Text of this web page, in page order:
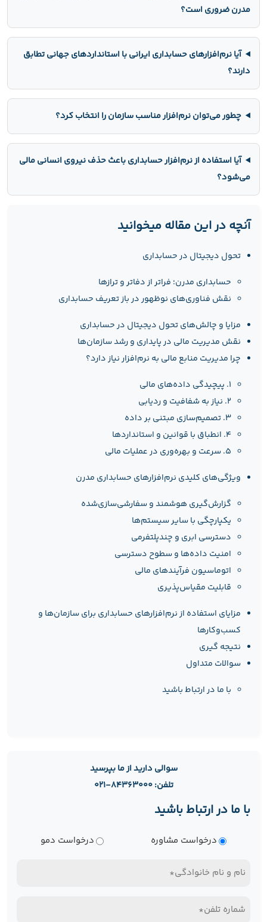
مدرن ضروری است؟
آیا نرم‌افزارهای حسابداری ایرانی با استانداردهای جهانی تطابق
دارند؟
چطور می‌توان نرم‌افزار مناسب سازمان را انتخاب کرد؟
آیا استفاده از نرم‌افزار حسابداری باعث حذف نیروی انسانی مالی
می‌شود؟
آنچه در این مقاله میخوانید
تحول دیجیتال در حسابداری
حسابداری مدرن؛ فراتر از دفاتر و ترازها
نقش فناوری‌های نوظهور در باز تعریف حسابداری
مزایا و چالش‌های تحول دیجیتال در حسابداری
نقش مدیریت مالی در پایداری و رشد سازمان‌ها
چرا مدیریت منابع مالی به نرم‌افزار نیاز دارد؟
۱. پیچیدگی داده‌های مالی
۲. نیاز به شفافیت و ردیابی
۳. تصمیم‌سازی مبتنی بر داده
۴. انطباق با قوانین و استانداردها
۵. سرعت و بهره‌وری در عملیات مالی
ویژگی‌های کلیدی نرم‌افزارهای حسابداری مدرن
گزارش‌گیری هوشمند و سفارشی‌سازی‌شده
یکپارچگی با سایر سیستم‌ها
دسترسی ابری و چندپلتفرمی
امنیت داده‌ها و سطوح دسترسی
اتوماسیون فرآیندهای مالی
قابلیت مقیاس‌پذیری
مزایای استفاده از نرم‌افزارهای حسابداری برای سازمان‌ها و
کسب‌وکارها
نتیجه‌ گیری
سوالات متداول
با ما در ارتباط باشید
سوالی دارید از ما بپرسید
تلفن: ۸۴۳۶۳۰۰۰-۰۲۱
با ما در ارتباط باشید
درخواست مشاوره درخواست دمو
نام
نام
تلفن